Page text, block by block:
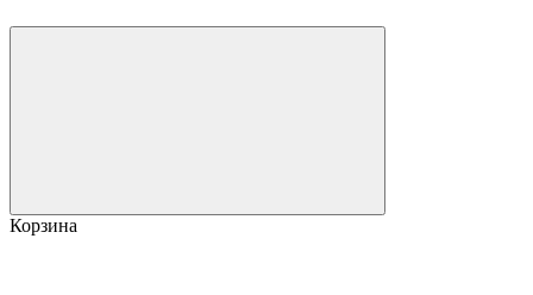
Корзина